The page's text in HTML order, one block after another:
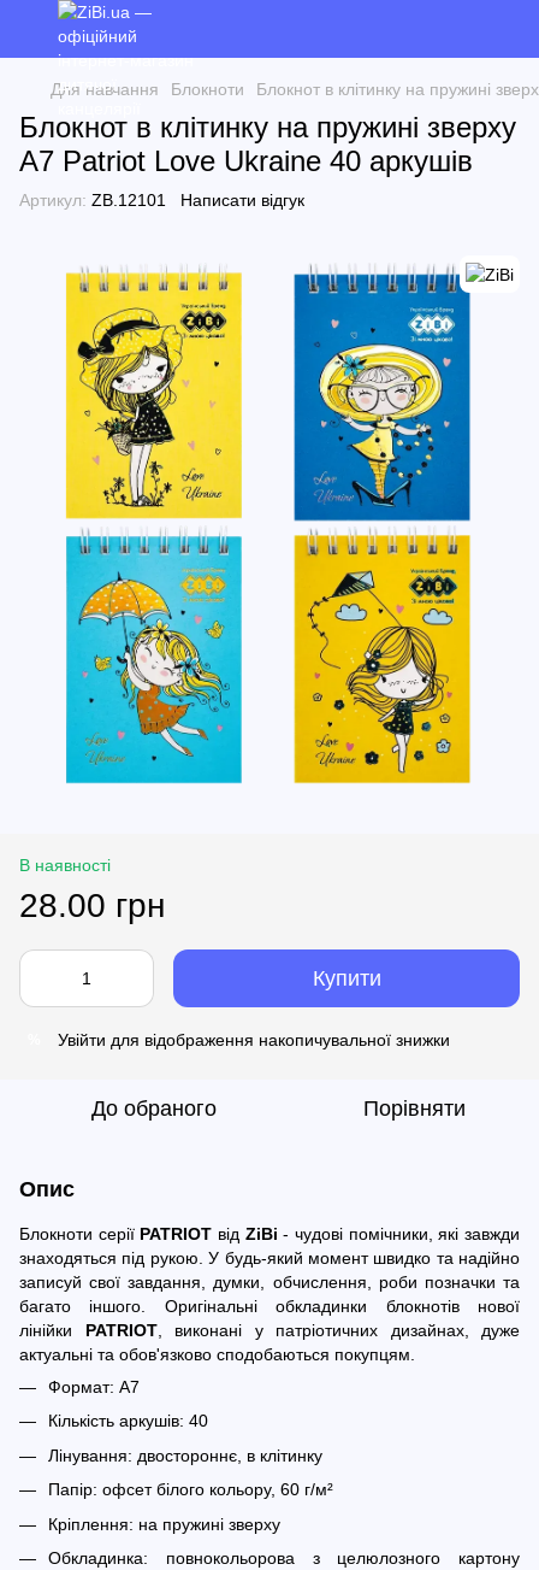
Для навчання Блокноти Блокнот в клітинку на пружині
Блокнот в клітинку на пружині зверху
А7 Patriot Love Ukraine 40 аркушів
Артикул: ZB.12101 Написати відгук
В наявності
28.00 грн
Купити
Увійти для відображення накопичувальної знижки
До обраного Порівняти
Опис
Блокноти серії PATRIOT від ZiBi- чудові помічники, які завжди
знаходяться під рукою. У будь-який момент швидко та надійно
записуй свої завдання, думки, обчислення, роби позначки та
багато іншого. Оригінальні обкладинки блокнотів нової
лінійки PATRIOT, виконані у патріотичних дизайнах, дуже
актуальні та обов'язково сподобаються покупцям.
Формат: А7
Кількість аркушів: 40
Лінування: двостороннє, в клітинку
Папір: офсет білого кольору, 60 г/м²
Кріплення: на пружині зверху
Обкладинка: повнокольорова з целюлозного картону